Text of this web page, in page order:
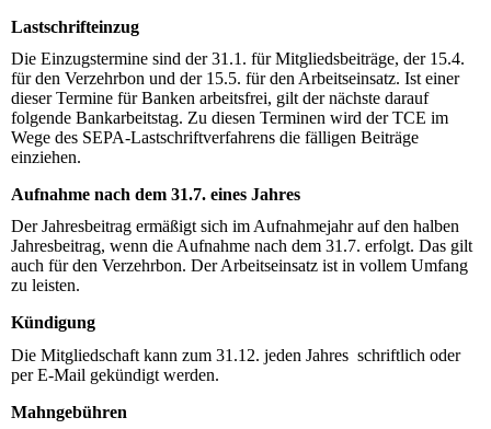
Lastschrifteinzug
Die Einzugstermine sind der 31.1. für Mitgliedsbeiträge, der 15.4.
für den Verzehrbon und der 15.5. für den Arbeitseinsatz. Ist einer
dieser Termine für Banken arbeitsfrei, gilt der nächste darauf
folgende Bankarbeitstag. Zu diesen Terminen wird der TCE im
Wege des SEPA-Lastschriftverfahrens die fälligen Beiträge
einziehen.
Aufnahme nach dem 31.7. eines Jahres
Der Jahresbeitrag ermäßigt sich im Aufnahmejahr auf den halben
Jahresbeitrag, wenn die Aufnahme nach dem 31.7. erfolgt. Das gilt
auch für den Verzehrbon. Der Arbeitseinsatz ist in vollem Umfang
zu leisten.
Kündigung
Die Mitgliedschaft kann zum 31.12. jeden Jahres schriftlich oder
per E-Mail gekündigt werden.
Mahngebühren